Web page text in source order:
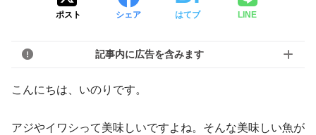
ポスト シェア はてブ LINE
記事内に広告を含みます
こんにちは、いのりです。
アジやイワシって美味しいですよね。そんな美味しい魚が